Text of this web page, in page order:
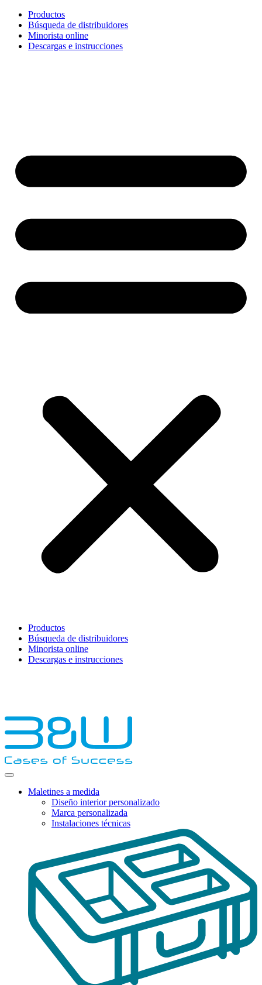
contenido
Productos
Búsqueda de distribuidores
Minorista online
Descargas e instrucciones
Productos
Búsqueda de distribuidores
Minorista online
Descargas e instrucciones
Maletines a medida
Diseño interior personalizado
Marca personalizada
Instalaciones técnicas